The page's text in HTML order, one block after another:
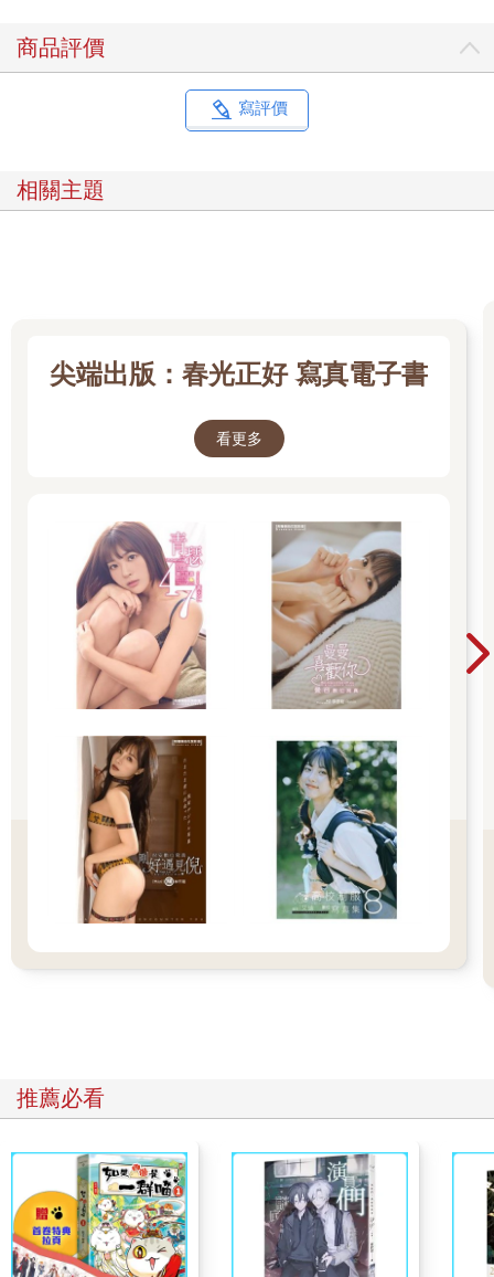
人有同樣的盲點：我知道運動對你有「好處」，所以它一定有助
於減脂。 但也許並非如此。 當然，我們過去過於誇大地聲稱運動
能直接將身上的脂肪「燒掉」。感受那股燃燒感吧，兄弟！而如
今，隨著各種低溫療法和冷凍治療的出現，我們使用極端的寒冷
們作出更好的選擇，並將寶貴的自律精力省下來，好讓我們能專
「肌肉上癮症」（bigorexia）。從小我就想變大隻。湯姆．漢克
斯大可拍一部關於我的電影......不過片名得叫做《大到未來》
來》〔Big〕） 我收到很多關於使用「簡單肌力」模式減脂的電子
郵件和播客留言提問。我欣喜地向各位報告，大家現在問的是減
為增肌是最困難的事情.......緊跟在後的就是減掉體脂。 但我並不
是憑空「發明」這個的。我列舉出一些非常聰明的人。我們就來
回顧一下我學到的東西，我就是這樣整理出這些基本架構的。 我
開始思考魯斯提．摩爾（Rusty Moore）經常談論的一些事情。他
理想中的減脂增肌鍛鍊，基本上就是簡單肌力。他認為簡單肌力
的風格能帶來一種在較低體脂數字下看起來好看的肌肉線條。他
將簡單肌力的概念應用到「看起來好看」的目標上！ 藉由使用
「放射張力」（irradiation）的概念，這大致上是根據查爾斯．史
想法很簡單，就是透過有意識地讓身體其他部分一起參與和幫助
下，可以在槓鈴上增加更多負重，並刺激更多的肌纖維。 摩爾在
他關於單臂推舉的文章中，精彩地總結了基本原則： 第2次鍛鍊
時，我做了單臂軍事肩推，推27公斤時有點吃力。 然後我覺得運
用放射張力對我有好處。 我先讓沒拿啞鈴手用力握拳，讓張力蔓
延全身，當張力傳到我正在推舉的那一側時，我就抓緊啞鈴將它
舉起，輕鬆將它高舉過頭。 現在我這樣做的同時，也會收緊腹
肌。我還沒試過雙腿屈曲，但我猜這樣能幫助我達到下一個層
次。 這就是我現在努力的方向。 摩爾把這個概念發展成一個名為
「視覺衝擊頻率訓練」的精彩課表。 是的，簡單肌力訓練可以建
奇變化。 我認為一個強調肌力的訓練課表，還會讓你的身體脫胎
換骨。 那是「怎麼」運作的呢？嗯，我正在為這個問題下功夫。
地方，在於它「有效」這個事實。我讀了魯斯提．摩爾的想法，
就是當你進行高強度的重量訓練時，會釋放脂肪酸，而重訓之後
去走路，可以處理掉這些遊離的脂肪酸，我覺得他確實抓住了要
點。他總結如下： 高強度運動會釋放遊離脂肪酸，有策略地做有
氧運動，會燃燒遊離脂肪酸。 這可能值得銘記在心。 咖啡也能釋
商品評價
寫評價
相關主題
尖端出版：春光正好 寫真電子書
看更多
推薦必看